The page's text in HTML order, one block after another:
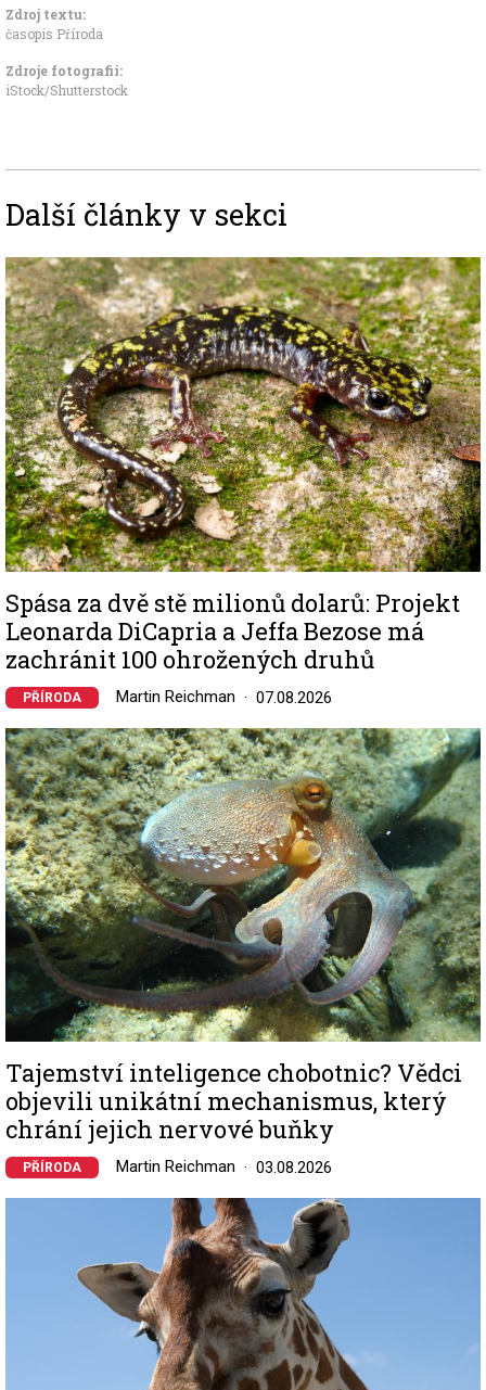
Zdroj textu:
časopis Příroda
Zdroje fotografii:
iStock/Shutterstock
Další články v sekci
Image
Spása za dvě stě milionů dolarů: Projekt
Leonarda DiCapria a Jeffa Bezose má
zachránit 100 ohrožených druhů
PŘÍRODA Martin Reichman 07.08.2026
Image
Tajemství inteligence chobotnic? Vědci
objevili unikátní mechanismus, který
chrání jejich nervové buňky
PŘÍRODA Martin Reichman 03.08.2026